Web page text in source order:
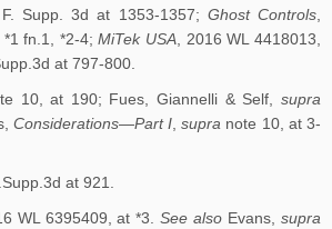
F. Supp. 3d at 1353-1357; Ghost Controls
*1 fn.1, *2-4;MiTek USA , 2016 WL 4418013,
at 797-800.
10, at 190; Fues, Giannelli & Self,supra
Considerations—Part I ,supra note 10, at 3-
at 921.
WL 6395409, at *3.See also Evans,supra